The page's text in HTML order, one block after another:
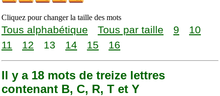
Cliquez pour changer la taille des mots
Tous alphabétique Tous par taille 9
10
11
12 13 14 15 16
Il y a 18 mots de treize lettres
contenant B, C, R, T et Y